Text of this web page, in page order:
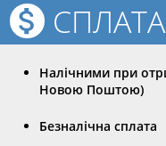
СПЛАТА
Налічними при
Новою Поштою)
Безналічна сплата